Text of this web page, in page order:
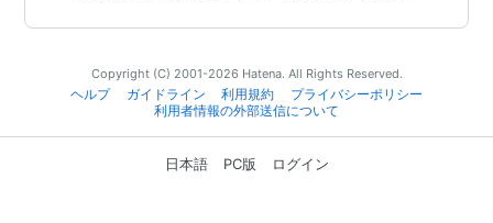
Copyright (C) 2001-2026 Hatena. All Rights Reserved.
ヘルプ
ガイドライン 利用規約
プライバシーポリシー
利用者情報の外部送信について
日本語 PC版 ログイン